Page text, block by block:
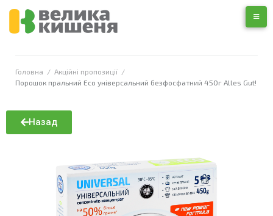
Головна / Акційні пропозиції /
Порошок пральний Eco універсальний безфосфатний 450г Alles Gut!
Назад